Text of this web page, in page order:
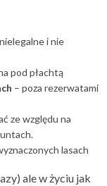
i nie
pod płachtą
– poza rezerwatami
ze względu na
lasach
ale w życiu jak